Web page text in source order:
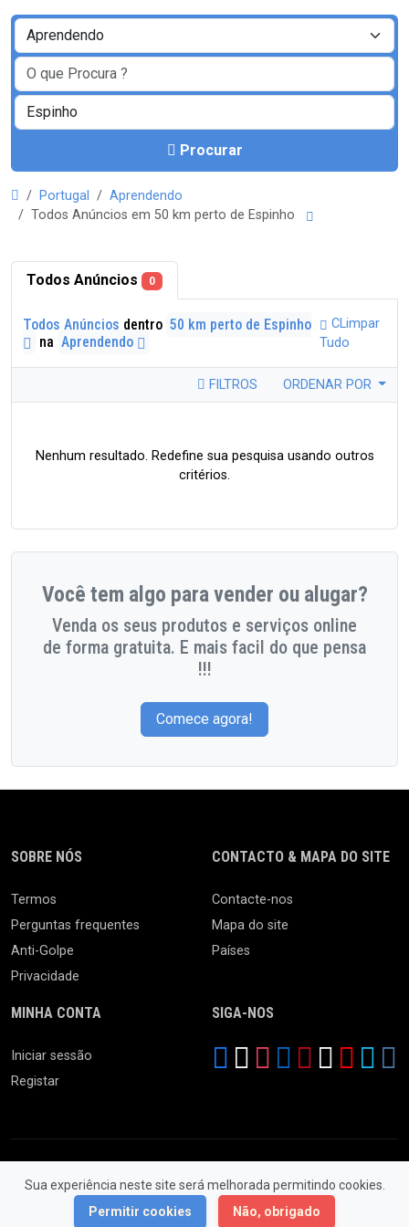
Procurar
Portugal
Aprendendo
Todos Anúncios em 50 km perto de Espinho
Todos Anúncios 0
Todos Anúncios dentro 50 km perto de Espinho
na Aprendendo
CLimpar
Tudo
FILTROS ORDENAR POR
Nenhum resultado. Redefine sua pesquisa usando outros
critérios.
Você tem algo para vender ou alugar?
Venda os seus produtos e serviços online
de forma gratuita. E mais facil do que pensa
!!!
Comece agora!
Sua experiência neste site será melhorada permitindo cookies.
Permitir cookies
Não, obrigado
SOBRE NÓS
Termos
Perguntas frequentes
Anti-Golpe
Privacidade
CONTACTO & MAPA DO SITE
Contacte-nos
Mapa do site
Países
MINHA CONTA
Iniciar sessão
Registar
SIGA-NOS
© 2026 Feira da Ladra. Todos os Direitos Reservados.